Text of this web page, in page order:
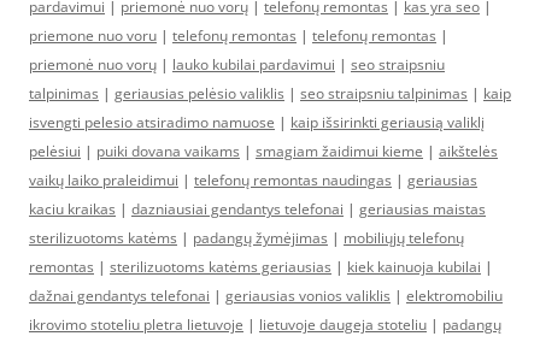
pardavimui | priemonė nuo vorų | telefonų remontas | kas yra seo |
priemone nuo voru | telefonų remontas | telefonų remontas |
priemonė nuo vorų | lauko kubilai pardavimui | seo straipsniu
talpinimas | geriausias pelėsio valiklis | seo straipsniu talpinimas | kaip
isvengti pelesio atsiradimo namuose | kaip išsirinkti geriausią valiklį
pelėsiui | puiki dovana vaikams | smagiam žaidimui kieme | aikštelės
vaikų laiko praleidimui | telefonų remontas naudingas | geriausias
kaciu kraikas | dazniausiai gendantys telefonai | geriausias maistas
sterilizuotoms katėms | padangų žymėjimas | mobiliųjų telefonų
remontas | sterilizuotoms katėms geriausias | kiek kainuoja kubilai |
dažnai gendantys telefonai | geriausias vonios valiklis | elektromobiliu
ikrovimo stoteliu pletra lietuvoje | lietuvoje daugeja stoteliu | padangų